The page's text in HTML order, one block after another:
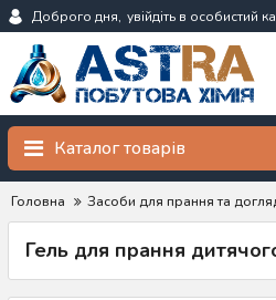
Доброго дня, увійдіть в особистий
Каталог товарів
Головна Засоби для прання та
Гель для прання